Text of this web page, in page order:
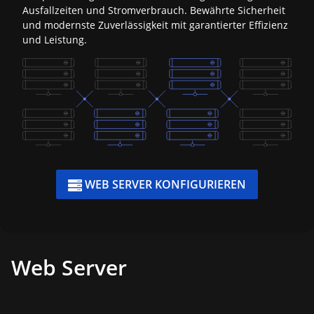
Ausfallzeiten und Stromverbrauch. Bewährte Sicherheit
und modernste Zuverlässigkeit mit garantierter Effizienz
und Leistung.
WEB SERVER KONFIGURIEREN
Web Server